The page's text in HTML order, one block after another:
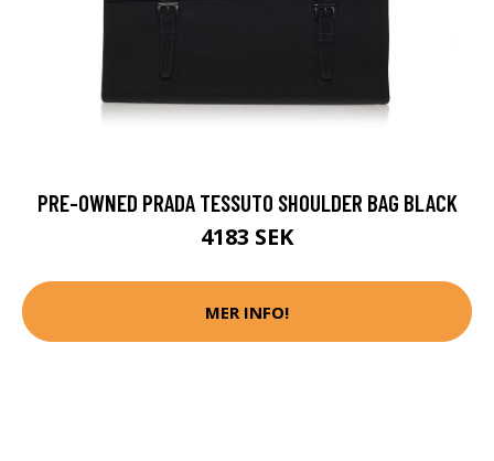
PRE-OWNED PRADA TESSUTO SHOULDER BAG BLACK
4183 SEK
MER INFO!